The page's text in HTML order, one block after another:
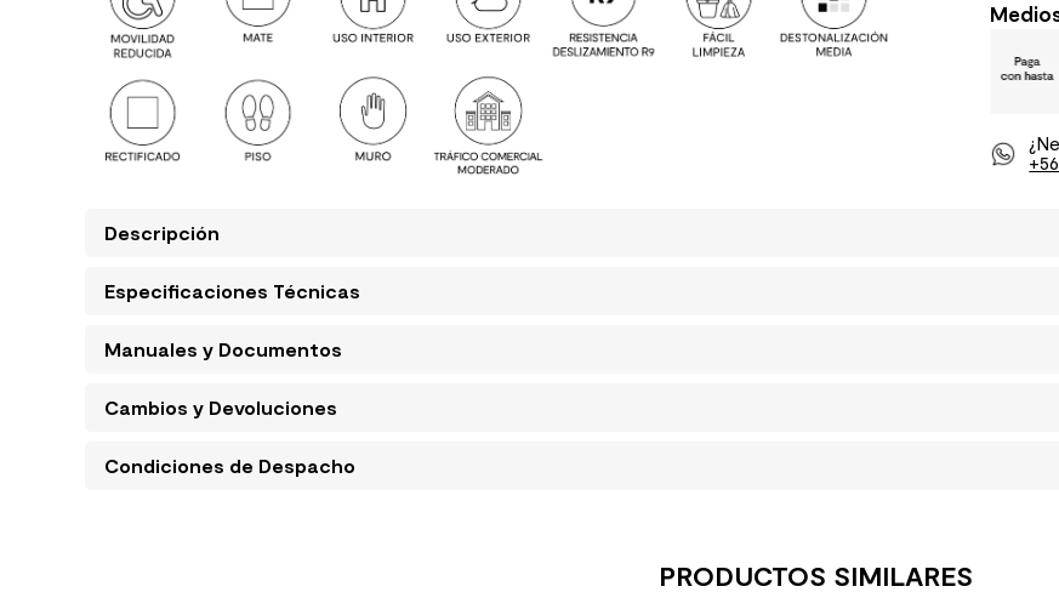
Descripción
Especificaciones Técnicas
Manuales y Documentos
Cambios y Devoluciones
Condiciones de Despacho
PRODUCTOS SIMILARES